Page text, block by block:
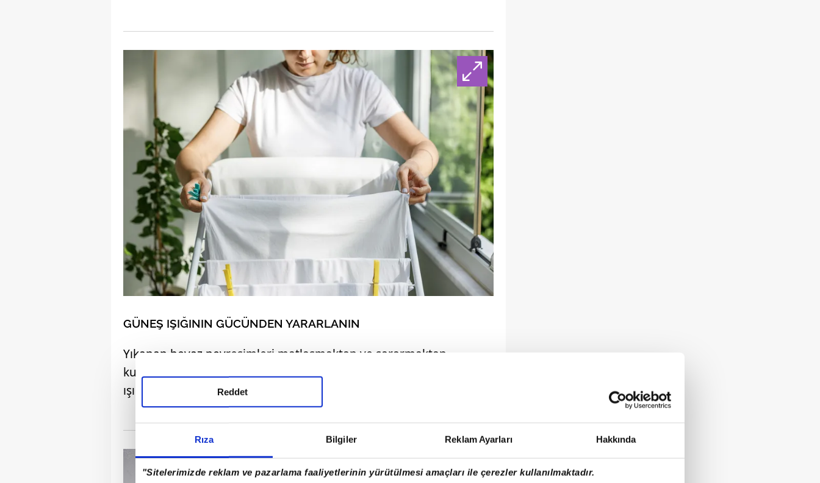
Rıza Bilgiler Reklam Ayarları Hakkında
"Sitelerimizde reklam ve pazarlama faaliyetlerinin yürütülmesi amaçları ile çerezler kullanılmaktadır.
Reddet
GÜNEŞ IŞIĞININ GÜCÜNDEN YARARLANIN
Yıkanan beyaz nevresimleri matlaşmaktan ve sararmaktan
kurtarmanın en etkili yolu, onları açık havada ve doğrudan güneş
ışığı altında kurutmaktır.